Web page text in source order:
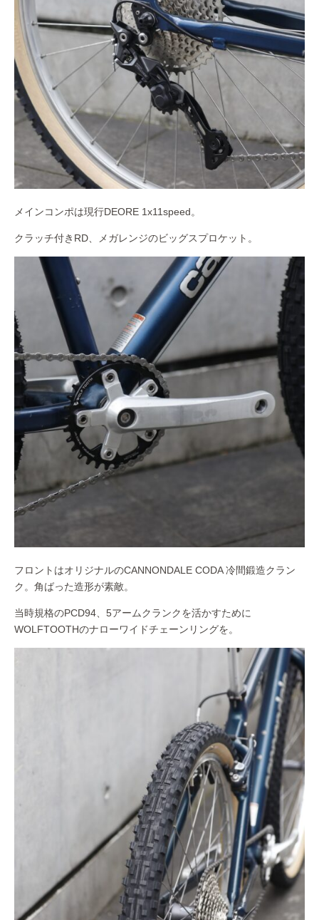
メインコンポは現行DEORE 1x11speed。
クラッチ付きRD、メガレンジのビッグスプロケット。
フロントはオリジナルのCANNONDALE CODA 冷間鍛造クラン
ク。角ばった造形が素敵。
当時規格のPCD94、5アームクランクを活かすために
WOLFTOOTHのナローワイドチェーンリングを。